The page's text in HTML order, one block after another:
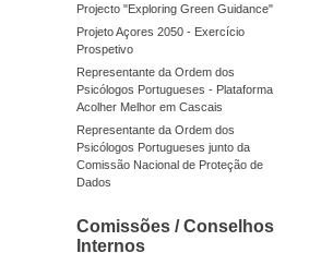
Projecto "Exploring Green Guidance"
Projeto Açores 2050 - Exercício
Prospetivo
Representante da Ordem dos
Psicólogos Portugueses - Plataforma
Acolher Melhor em Cascais
Representante da Ordem dos
Psicólogos Portugueses junto da
Comissão Nacional de Proteção de
Dados
Comissões / Conselhos
Internos